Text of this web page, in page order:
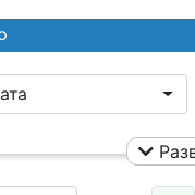
не выбрано